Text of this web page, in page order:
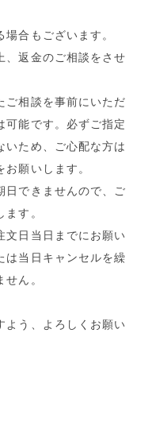
合もございます。
返金のご相談をさせ
相談を事前にいただ
可能です。必ずご指定
いため、ご心配な方は
願いします。
できませんので、ご
す。
日当日までにお願い
は当日キャンセルを繰
ん。
よう、よろしくお願い